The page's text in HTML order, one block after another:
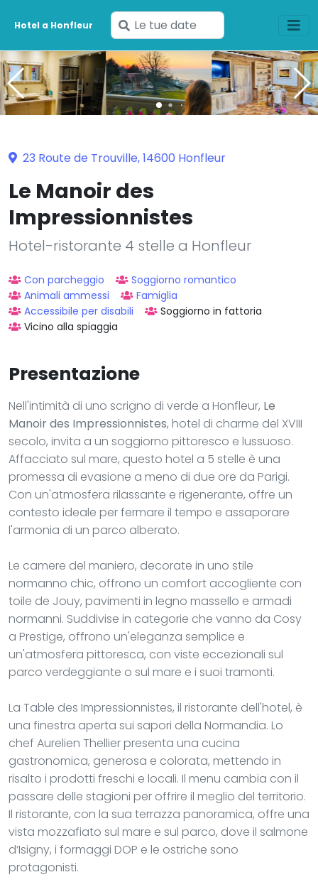
Hotel a Honfleur
Inserisci
le
tue
date
23 Route de Trouville, 14600 Honfleur
Le Manoir des
Impressionnistes
Hotel-ristorante 4 stelle a Honfleur
Con parcheggio
Soggiorno romantico
Animali ammessi
Famiglia
Accessibile per disabili
Soggiorno in fattoria
Vicino alla spiaggia
Presentazione
Nell'intimità di uno scrigno di verde a Honfleur, Le
Manoir des Impressionnistes, hotel di charme del XVIII
secolo, invita a un soggiorno pittoresco e lussuoso.
Affacciato sul mare, questo hotel a 5 stelle è una
promessa di evasione a meno di due ore da Parigi.
Con un'atmosfera rilassante e rigenerante, offre un
contesto ideale per fermare il tempo e assaporare
l'armonia di un parco alberato.
Le camere del maniero, decorate in uno stile
normanno chic, offrono un comfort accogliente con
toile de Jouy, pavimenti in legno massello e armadi
normanni. Suddivise in categorie che vanno da Cosy
a Prestige, offrono un'eleganza semplice e
un'atmosfera pittoresca, con viste eccezionali sul
parco verdeggiante o sul mare e i suoi tramonti.
La Table des Impressionnistes, il ristorante dell'hotel, è
una finestra aperta sui sapori della Normandia. Lo
chef Aurelien Thellier presenta una cucina
gastronomica, generosa e colorata, mettendo in
risalto i prodotti freschi e locali. Il menu cambia con il
passare delle stagioni per offrire il meglio del territorio.
Il ristorante, con la sua terrazza panoramica, offre una
vista mozzafiato sul mare e sul parco, dove il salmone
d’Isigny, i formaggi DOP e le ostriche sono
protagonisti.